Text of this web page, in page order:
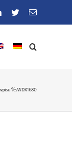
LinkedIn
TwitterE-
%sWDX1680